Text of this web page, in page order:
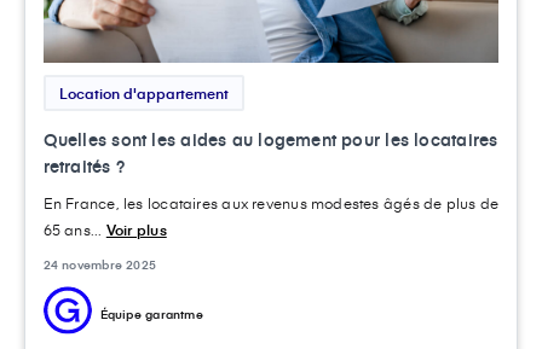
Location d'appartement
Quelles sont les aides au logement pour les locataires
retraités ?
En France, les locataires aux revenus modestes âgés de plus de
65 ans... Voir plus
24 novembre 2025
Équipe garantme